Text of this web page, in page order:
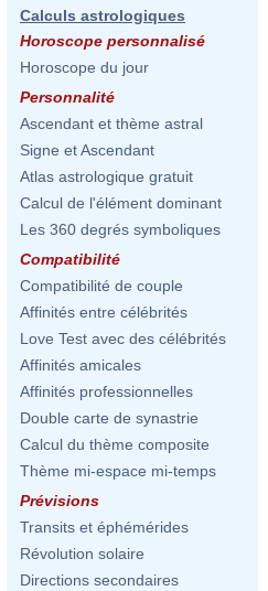
Calculs astrologiques
Horoscope personnalisé
Horoscope du jour
Personnalité
Ascendant et thème astral
Signe et Ascendant
Atlas astrologique gratuit
Calcul de l'élément dominant
Les 360 degrés symboliques
Compatibilité
Compatibilité de couple
Affinités entre célébrités
Love Test avec des célébrités
Affinités amicales
Affinités professionnelles
Double carte de synastrie
Calcul du thème composite
Thème mi-espace mi-temps
Prévisions
Transits et éphémérides
Révolution solaire
Directions secondaires